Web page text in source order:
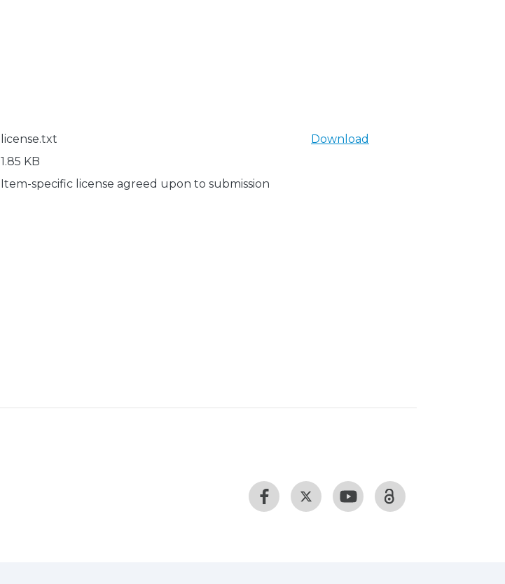
license.txt
1.85 KB
Item-specific license agreed upon to submission
Download